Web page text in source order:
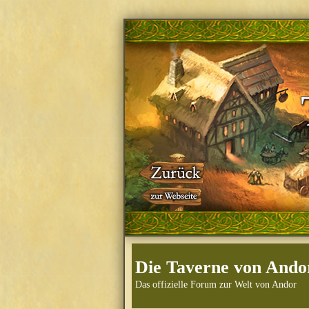
Die Taverne von
Das offizielle Forum zur Welt von Andor